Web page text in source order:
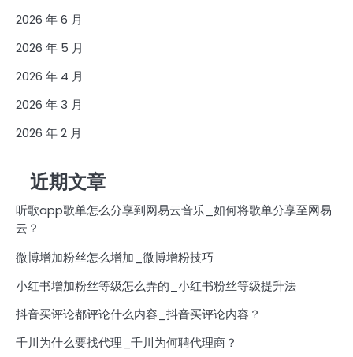
2026 年 6 月
2026 年 5 月
2026 年 4 月
2026 年 3 月
2026 年 2 月
近期文章
听歌app歌单怎么分享到网易云音乐_如何将歌单分享至网易
云？
微博增加粉丝怎么增加_微博增粉技巧
小红书增加粉丝等级怎么弄的_小红书粉丝等级提升法
抖音买评论都评论什么内容_抖音买评论内容？
千川为什么要找代理_千川为何聘代理商？